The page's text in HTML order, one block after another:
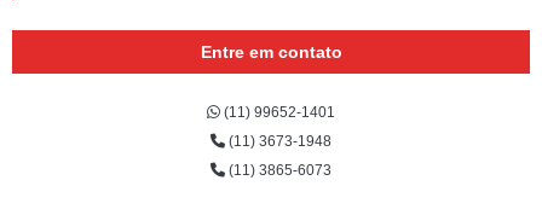
assistencia tecnica electrolux refrigerador valores Alto da Lapa
contato de assistencia tecnica de refrigerador electrolux Pinheiros
telefone de assistencia tecnica refrigerador com problema Rio Pequeno
Entre em contato
(11) 99652-1401
(11) 3673-1948
(11) 3865-6073